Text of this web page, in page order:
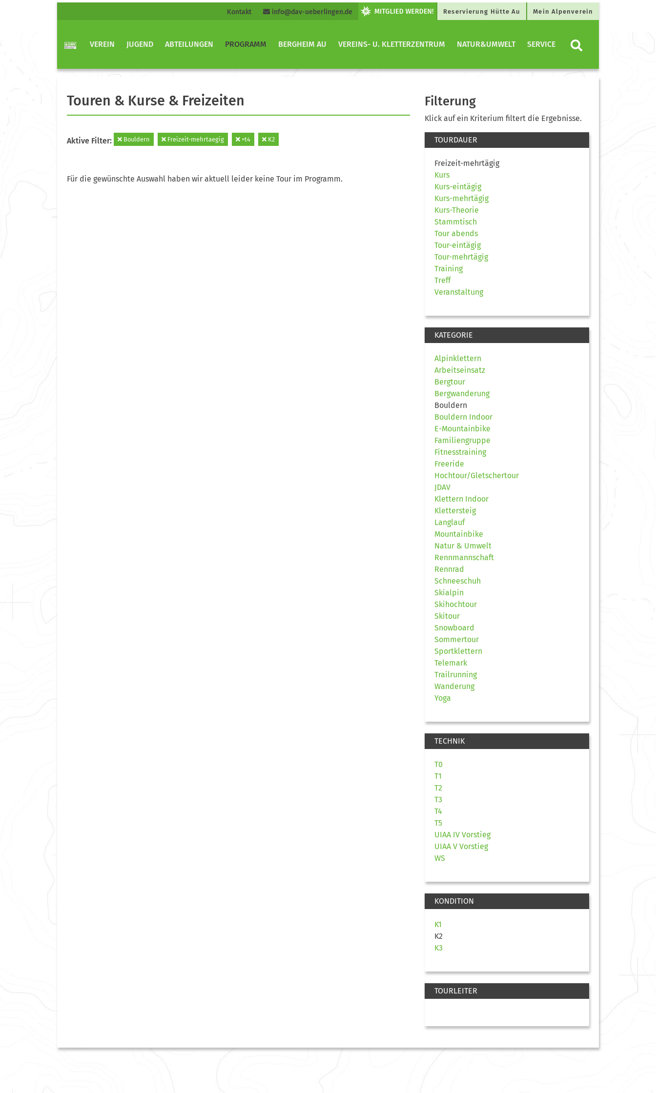
Kontakt info@dav-ueberlingen.de Reservierung Hütte Au Mein Alpenverein
VEREIN JUGEND ABTEILUNGEN PROGRAMM BERGHEIM AU VEREINS- U. KLETTERZENTRUM NATUR&UMWELT SERVICE
Touren & Kurse & Freizeiten
Aktive Filter: Bouldern Freizeit-mehrtaegig =t4 K2
Für die gewünschte Auswahl haben wir aktuell leider keine Tour im Programm.
Filterung
Klick auf ein Kriterium filtert die Ergebnisse.
TOURDAUER
Freizeit-mehrtägig
Kurs
Kurs-eintägig
Kurs-mehrtägig
Kurs-Theorie
Stammtisch
Tour abends
Tour-eintägig
Tour-mehrtägig
Training
Treff
Veranstaltung
KATEGORIE
Alpinklettern
Arbeitseinsatz
Bergtour
Bergwanderung
Bouldern
Bouldern Indoor
E-Mountainbike
Familiengruppe
Fitnesstraining
Freeride
Hochtour/Gletschertour
JDAV
Klettern Indoor
Klettersteig
Langlauf
Mountainbike
Natur & Umwelt
Rennmannschaft
Rennrad
Schneeschuh
Skialpin
Skihochtour
Skitour
Snowboard
Sommertour
Sportklettern
Telemark
Trailrunning
Wanderung
Yoga
TECHNIK
T0
T1
T2
T3
T4
T5
UIAA IV Vorstieg
UIAA V Vorstieg
WS
KONDITION
K1
K2
K3
TOURLEITER